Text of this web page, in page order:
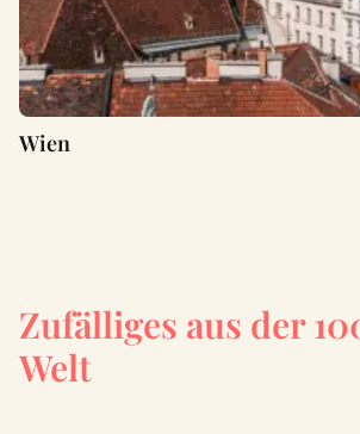
Wien
Zufälliges aus der
Welt